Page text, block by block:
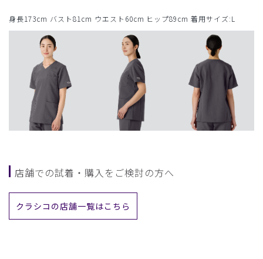
身長173cm バスト81cm ウエスト60cm ヒップ89cm 着用サイズ:L
店舗での試着・購入をご検討の方へ
クラシコの店舗一覧はこちら